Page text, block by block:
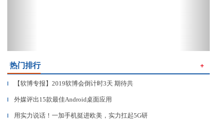
热门排行 ＋
▎ 【软博专报】2019软博会倒计时3天 期待共
▎ 外媒评出15款最佳Android桌面应用
▎ 用实力说话！一加手机挺进欧美，实力扛起5G研